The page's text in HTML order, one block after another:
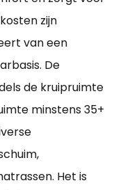
zijn
van een
De
de kruipruimte
minstens 35+
Het is